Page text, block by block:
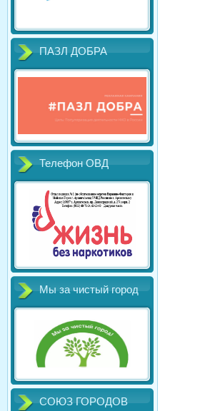
ПАЗЛ ДОБРА
Телефон ОВД
Мы за чистый город
СОЮЗ ГОРОДОВ